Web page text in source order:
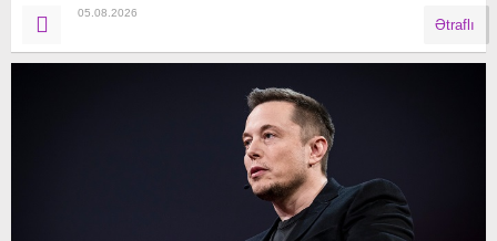
05.08.2026
Ətraflı